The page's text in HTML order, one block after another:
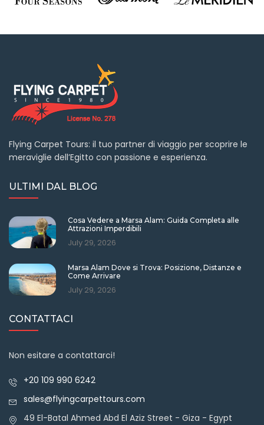
Flying Carpet Tours: il tuo partner di viaggio per scoprire le
meraviglie dell’Egitto con passione e esperienza.
ULTIMI DAL BLOG
Cosa Vedere a Marsa Alam: Guida Completa alle
Attrazioni Imperdibili
July 29, 2026
Marsa Alam Dove si Trova: Posizione, Distanze e
Come Arrivare
July 29, 2026
CONTATTACI
Non esitare a contattarci!
+20 109 990 6242
sales@flyingcarpettours.com
49 El-Batal Ahmed Abd El Aziz Street - Giza - Egypt